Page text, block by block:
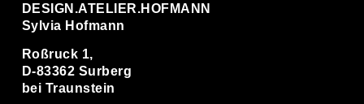
DESIGN.ATELIER.HOFMANN
Sylvia Hofmann
Roßruck 1,
D-83362 Surberg
bei Traunstein